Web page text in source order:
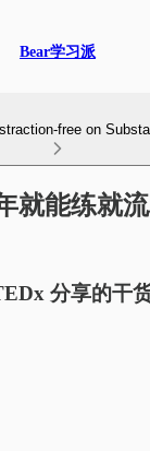
Bear学习派
free on
就能练就
分享的干